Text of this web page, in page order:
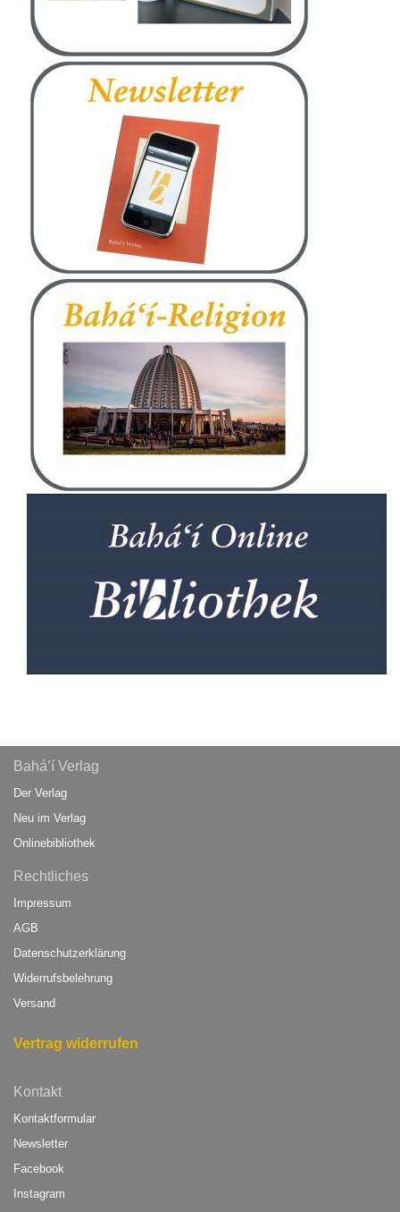
Bahá’í Verlag
Der Verlag
Neu im Verlag
Onlinebibliothek
Rechtliches
Impressum
AGB
Datenschutzerklärung
Widerrufsbelehrung
Versand
Vertrag widerrufen
Kontakt
Kontaktformular
Newsletter
Facebook
Instagram